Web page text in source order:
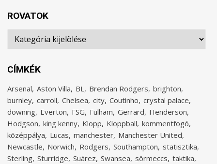
ROVATOK
Rovatok
CÍMKÉK
Arsenal Aston Villa BL Brendan Rodgers brighton
burnley carroll Chelsea city Coutinho crystal palace
downing Everton FSG Fulham Gerrard Henderson
Hodgson king kenny Klopp Kloppball kommentfogó
középpálya Lucas manchester Manchester United
Newcastle Norwich Rodgers Southampton statisztika
Sterling Sturridge Suárez Swansea sörmeccs taktika